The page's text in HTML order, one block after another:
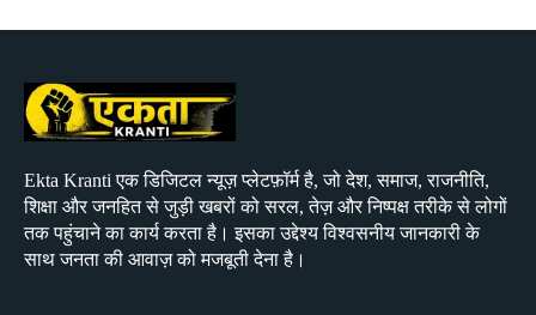
Ekta Kranti एक डिजिटल न्यूज़ प्लेटफ़ॉर्म है, जो देश, समाज, राजनीति,
शिक्षा और जनहित से जुड़ी खबरों को सरल, तेज़ और निष्पक्ष तरीके से लोगों
तक पहुंचाने का कार्य करता है। इसका उद्देश्य विश्वसनीय जानकारी के
साथ जनता की आवाज़ को मजबूती देना है।